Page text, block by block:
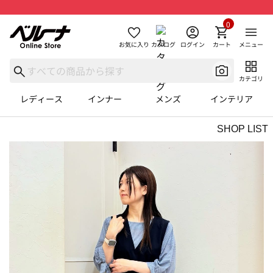
お気に入り カタログ ログイン カート
0
メニュー
カテゴリ
レディース インナー メンズ インテリア
SHOP LIST